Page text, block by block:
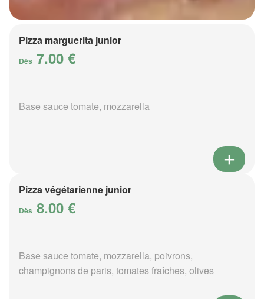
Pizza marguerita junior
Dès 7.00 €
Base sauce tomate, mozzarella
Pizza végétarienne junior
Dès 8.00 €
Base sauce tomate, mozzarella, poivrons,
champignons de paris, tomates fraîches, olives